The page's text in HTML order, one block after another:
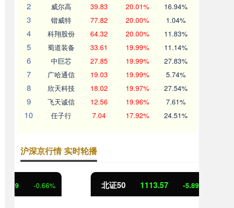
2 威尔高 39.83 20.01% 16.94%
3 锴威特 77.82 20.00% 1.04%
4 科翔股份 64.32 20.00% 11.83%
5 蜀道装备 33.61 19.99% 11.14%
6 中巨芯 27.85 19.99% 27.83%
7 广哈通信 19.03 19.99% 5.74%
8 欣天科技 18.02 19.97% 27.54%
9 飞天诚信 12.56 19.96% 7.61%
10 任子行 7.04 17.92% 24.51%
沪深京行情 实时轮播
北证50 1113.57 -5.89 -0.53%